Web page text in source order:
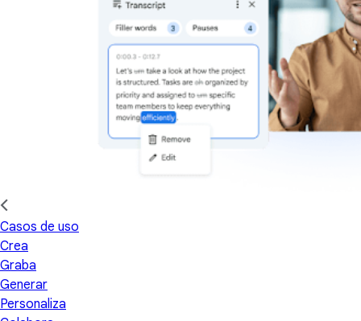
Casos de uso
Crea
Graba
Generar
Personaliza